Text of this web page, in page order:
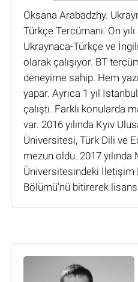
Oksana Arabadzhy.
Türkçe Tercümanı. On
Ukraynaca-Türkçe ve
olarak çalışıyor. BT
deneyime sahip. Hem
yapar. Ayrıca 1 yıl
çalıştı. Farklı konularda
var. 2016 yılında Kyiv
Üniversitesi, Türk Dili ve
mezun oldu. 2017 yılında
Üniversitesindeki İletişim
Bölümü'nü bitirerek lisans